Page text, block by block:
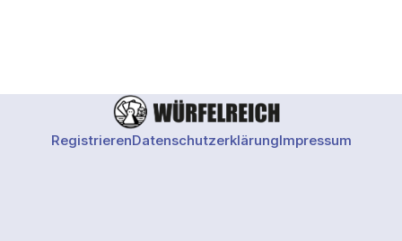
RegistrierenDatenschutzerklärungImpressum